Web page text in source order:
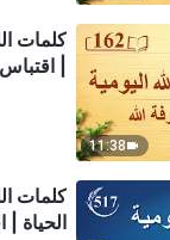
11:38
كلمات
| اقتباس 162
كلمات
الحياة |